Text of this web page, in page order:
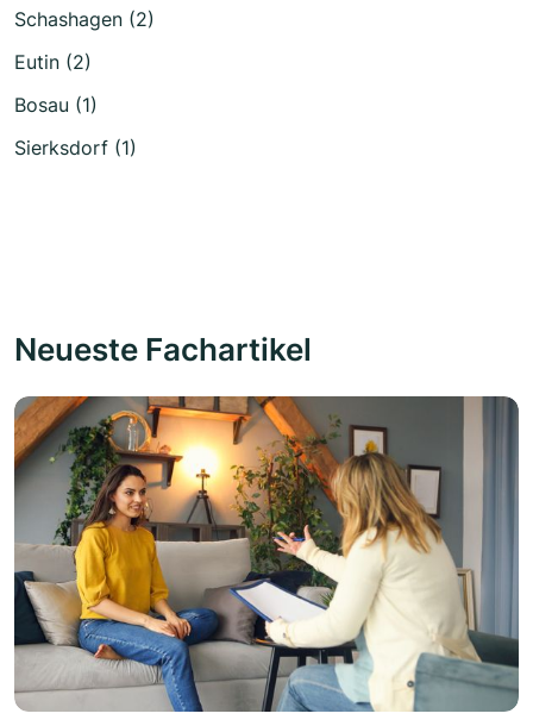
Schashagen (2)
Eutin (2)
Bosau (1)
Sierksdorf (1)
Neueste Fachartikel